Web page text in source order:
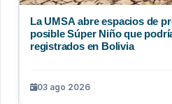
La UMSA abre espacios de
posible Súper Niño que
registrados en Bolivia
03 ago 2026